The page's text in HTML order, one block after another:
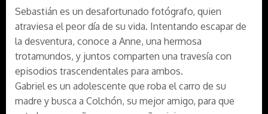
Sebastián es un desafortunado fotógrafo, quien
atraviesa el peor día de su vida. Intentando escapar de
la desventura, conoce a Anne, una hermosa
trotamundos, y juntos comparten una travesía con
episodios trascendentales para ambos.
Gabriel es un adolescente que roba el carro de su
madre y busca a Colchón, su mejor amigo, para que